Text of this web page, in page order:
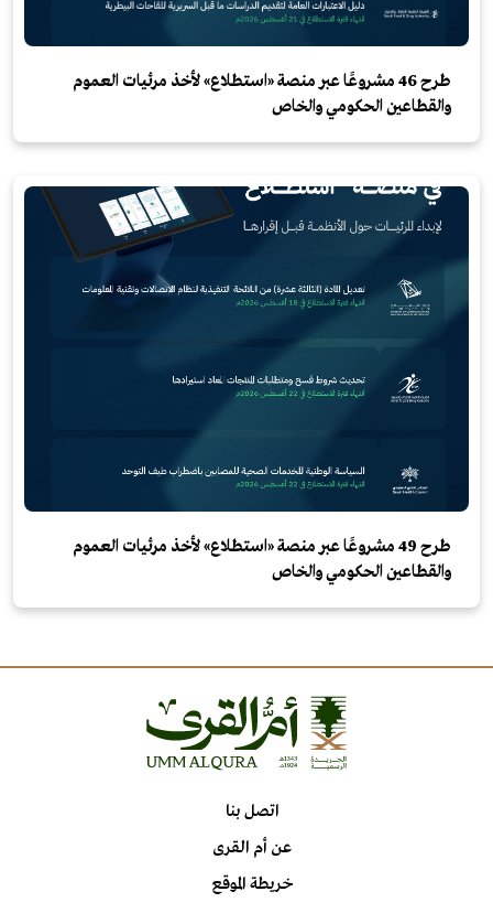
طرح 46 مشروعًا عبر منصة «استطلاع» لأخذ مرئيات العموم
والقطاعين الحكومي والخاص
طرح 49 مشروعًا عبر منصة «استطلاع» لأخذ مرئيات العموم
والقطاعين الحكومي والخاص
اتصل بنا
عن أم القرى
خريطة الموقع